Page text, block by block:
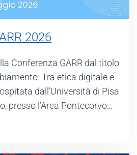
2026
Conferenza GARR dal titolo
Tra etica digitale e
dall’Università di Pisa
presso l’Area Pontecorvo…